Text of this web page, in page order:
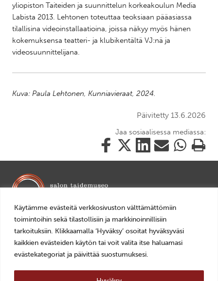
Käytämme evästeitä verkkosivuston välttämättömiin
toimintoihin sekä tilastollisiin ja markkinoinnillisiin
tarkoituksiin. Klikkaamalla ‘Hyväksy’ osoitat hyväksyväsi
kaikkien evästeiden käytön tai voit valita itse haluamasi
evästekategoriat ja päivittää suostumuksesi.
yliopiston Taiteiden ja suunnittelun korkeakoulun Media
Labista 2013. Lehtonen toteuttaa teoksiaan pääasiassa
tilallisina videoinstallaatioina, joissa näkyy myös hänen
kokemuksensa teatteri- ja klubikentältä VJ:nä ja
videosuunnittelijana.
Kuva: Paula Lehtonen, Kunniavieraat, 2024.
Päivitetty 13.6.2026
Jaa sosiaalisessa mediassa:
Jaa
Jaa
Jaa
Jaa
Jaa
Tulosta
Mariankatu 14, 24240 Salo
+358 2 7784892
veturitalli(a)salo.fi
AVOINNA
ti–pe 10–18